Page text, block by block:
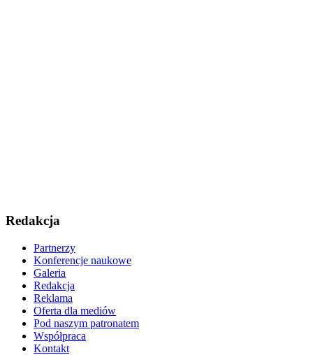
Redakcja
Partnerzy
Konferencje naukowe
Galeria
Redakcja
Reklama
Oferta dla mediów
Pod naszym patronatem
Współpraca
Kontakt